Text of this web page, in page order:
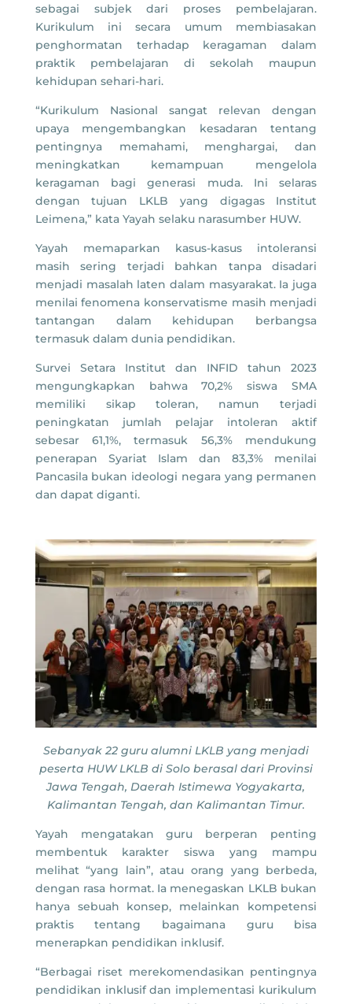
sebagai subjek dari proses pembelajaran.
Kurikulum ini secara umum membiasakan
penghormatan terhadap keragaman dalam
praktik pembelajaran di sekolah maupun
kehidupan sehari-hari.
“Kurikulum Nasional sangat relevan dengan
upaya mengembangkan kesadaran tentang
pentingnya memahami, menghargai, dan
meningkatkan kemampuan mengelola
keragaman bagi generasi muda. Ini selaras
dengan tujuan LKLB yang digagas Institut
Leimena,” kata Yayah selaku narasumber HUW.
Yayah memaparkan kasus-kasus intoleransi
masih sering terjadi bahkan tanpa disadari
menjadi masalah laten dalam masyarakat. Ia juga
menilai fenomena konservatisme masih menjadi
tantangan dalam kehidupan berbangsa
termasuk dalam dunia pendidikan.
Survei Setara Institut dan INFID tahun 2023
mengungkapkan bahwa 70,2% siswa SMA
memiliki sikap toleran, namun terjadi
peningkatan jumlah pelajar intoleran aktif
sebesar 61,1%, termasuk 56,3% mendukung
penerapan Syariat Islam dan 83,3% menilai
Pancasila bukan ideologi negara yang permanen
dan dapat diganti.
Sebanyak 22 guru alumni LKLB yang menjadi
peserta HUW LKLB di Solo berasal dari Provinsi
Jawa Tengah, Daerah Istimewa Yogyakarta,
Kalimantan Tengah, dan Kalimantan Timur.
Yayah mengatakan guru berperan penting
membentuk karakter siswa yang mampu
melihat “yang lain”, atau orang yang berbeda,
dengan rasa hormat. Ia menegaskan LKLB bukan
hanya sebuah konsep, melainkan kompetensi
praktis tentang bagaimana guru bisa
menerapkan pendidikan inklusif.
“Berbagai riset merekomendasikan pentingnya
pendidikan inklusif dan implementasi kurikulum